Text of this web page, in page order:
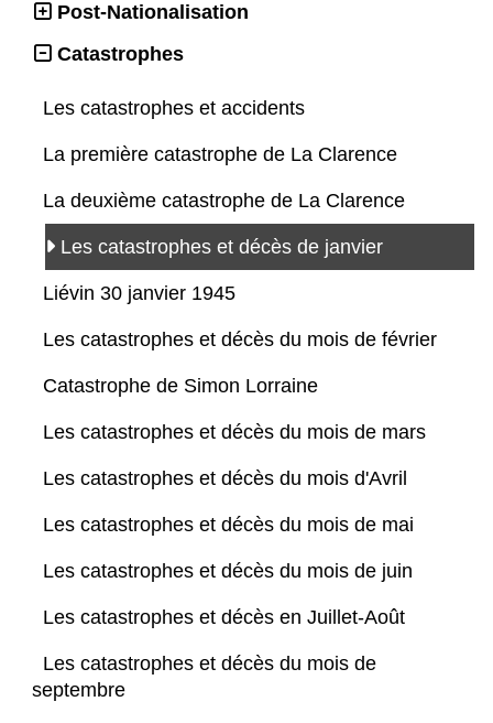
Post-Nationalisation
Catastrophes
Les catastrophes et accidents
La première catastrophe de La Clarence
La deuxième catastrophe de La Clarence
Les catastrophes et décès de janvier
Liévin 30 janvier 1945
Les catastrophes et décès du mois de février
Catastrophe de Simon Lorraine
Les catastrophes et décès du mois de mars
Les catastrophes et décès du mois d'Avril
Les catastrophes et décès du mois de mai
Les catastrophes et décès du mois de juin
Les catastrophes et décès en Juillet-Août
Les catastrophes et décès du mois de
septembre